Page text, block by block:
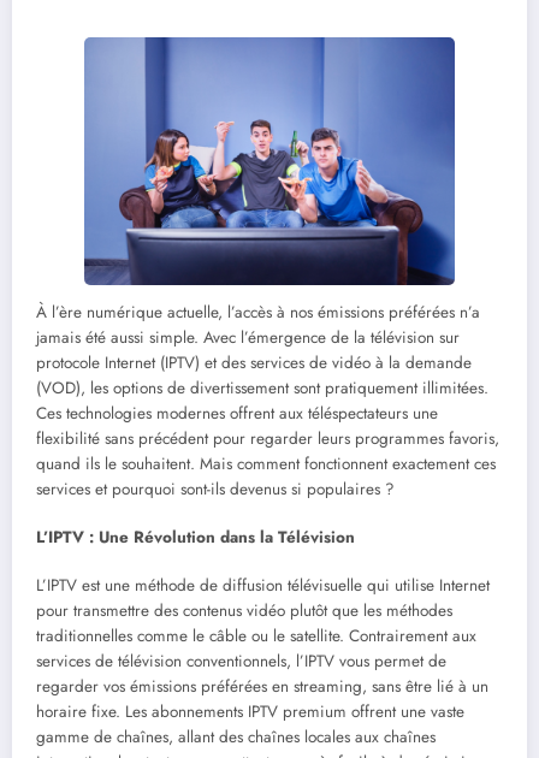
À l’ère numérique actuelle, l’accès à nos émissions préférées n’a
jamais été aussi simple. Avec l’émergence de la télévision sur
protocole Internet (IPTV) et des services de vidéo à la demande
(VOD), les options de divertissement sont pratiquement illimitées.
Ces technologies modernes offrent aux téléspectateurs une
flexibilité sans précédent pour regarder leurs programmes favoris,
quand ils le souhaitent. Mais comment fonctionnent exactement ces
services et pourquoi sont-ils devenus si populaires ?
L’IPTV : Une Révolution dans la Télévision
L’IPTV est une méthode de diffusion télévisuelle qui utilise Internet
pour transmettre des contenus vidéo plutôt que les méthodes
traditionnelles comme le câble ou le satellite. Contrairement aux
services de télévision conventionnels, l’IPTV vous permet de
regarder vos émissions préférées en streaming, sans être lié à un
horaire fixe. Les abonnements IPTV premium offrent une vaste
gamme de chaînes, allant des chaînes locales aux chaînes